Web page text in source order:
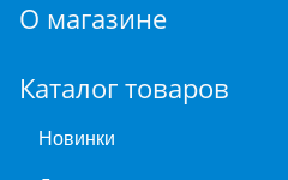
О магазине
Каталог товаров
Новинки